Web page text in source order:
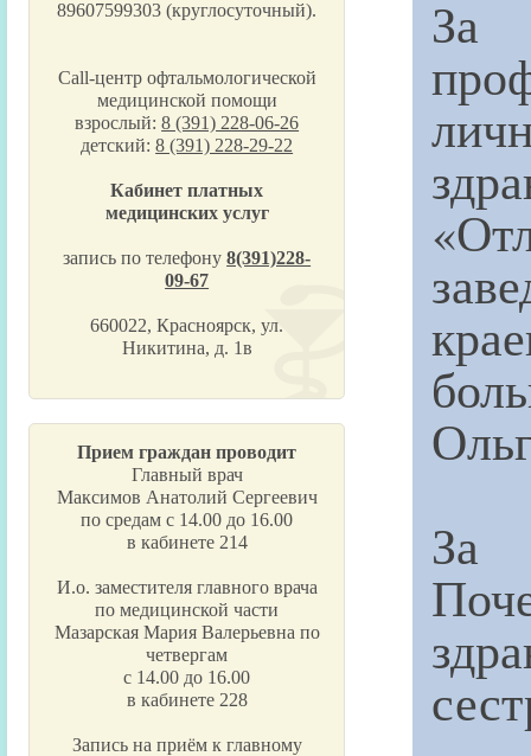
89607599303 (круглосуточный).
Call-центр офтальмологической
медицинской помощи
взрослый:8 (391) 228-06-26
детский:8 (391) 228-29-22
Кабинет платных
медицинских услуг
запись по телефону8(391)228-
09-67
660022, Красноярск, ул.
Никитина, д. 1в
Прием граждан проводит
Главный врач
Максимов Анатолий Сергеевич
по средам с 14.00 до 16.00
в кабинете 214
И.о. заместителя главного врача
по медицинской части
Мазарская Мария Валерьевна по
четвергам
с 14.00 до 16.00
в кабинете 228
Запись на приём к главному
За
За